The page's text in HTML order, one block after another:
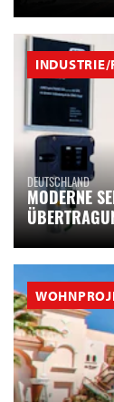
DEUTSCHLAND
MODERNE